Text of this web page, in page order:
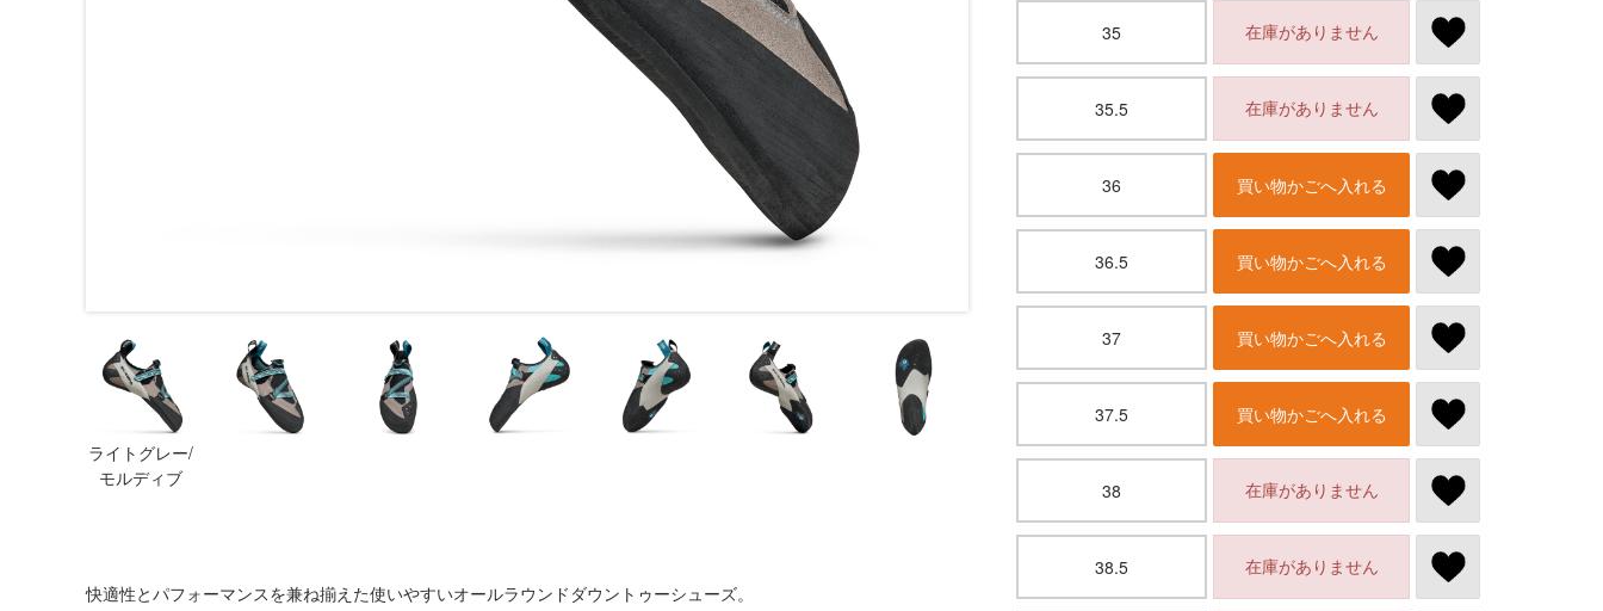
ライトグレー/
モルディブ
快適性とパフォーマンスを兼ね揃えた使いやすいオールラウンドダウントゥーシューズ。
35 在庫がありません
35.5 在庫がありません
36 買い物かごへ入れる
36.5 買い物かごへ入れる
37 買い物かごへ入れる
37.5 買い物かごへ入れる
38 在庫がありません
38.5 在庫がありません